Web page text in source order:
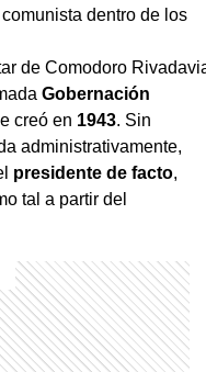
dentro de los
Gobernación
creó en 1943. Sin
administrativamente,
presidente de facto,
tal a partir del